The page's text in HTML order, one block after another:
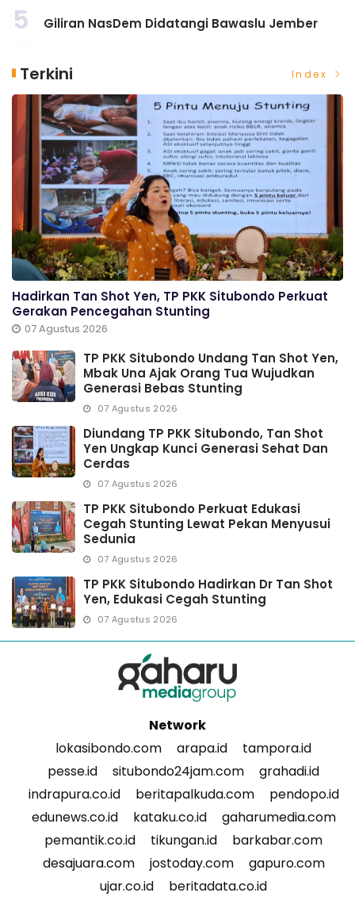
5 Giliran NasDem Didatangi Bawaslu Jember
Terkini Index
Hadirkan Tan Shot Yen, TP PKK Situbondo Perkuat
Gerakan Pencegahan Stunting
07 Agustus 2026
TP PKK Situbondo Undang Tan Shot Yen,
Mbak Una Ajak Orang Tua Wujudkan
Generasi Bebas Stunting
07 Agustus 2026
Diundang TP PKK Situbondo, Tan Shot
Yen Ungkap Kunci Generasi Sehat Dan
Cerdas
07 Agustus 2026
TP PKK Situbondo Perkuat Edukasi
Cegah Stunting Lewat Pekan Menyusui
Sedunia
07 Agustus 2026
TP PKK Situbondo Hadirkan Dr Tan Shot
Yen, Edukasi Cegah Stunting
07 Agustus 2026
Network
lokasibondo.com
arapa.id
tampora.id
pesse.id
situbondo24jam.com
grahadi.id
indrapura.co.id
beritapalkuda.com
pendopo.id
edunews.co.id
kataku.co.id
gaharumedia.com
pemantik.co.id
tikungan.id
barkabar.com
desajuara.com
jostoday.com
gapuro.com
ujar.co.id
beritadata.co.id